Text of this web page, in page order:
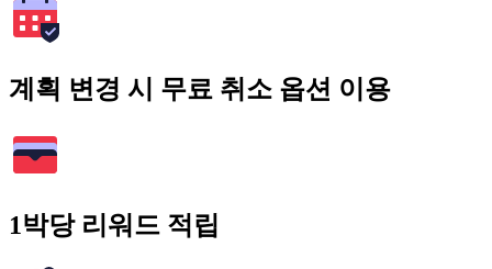
계획 변경 시 무료 취소 옵션 이용
1박당 리워드 적립